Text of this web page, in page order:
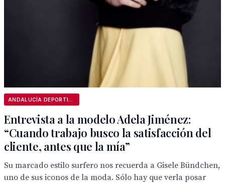
Entrevista a la modelo Adela Jiménez:
“Cuando trabajo busco la satisfacción del
cliente, antes que la mía”
Su marcado estilo surfero nos recuerda a Gisele Bündchen,
uno de sus iconos de la moda. Sólo hay que verla posar